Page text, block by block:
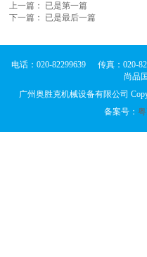
上一篇： 已是第一篇
下一篇： 已是最后一篇
电话：020-82299639 传真：020-
尚品
广州奥胜克机械设备有限公司
备案号：